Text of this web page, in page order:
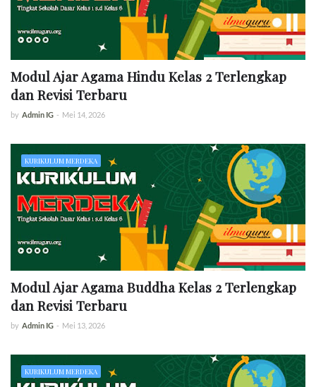
Modul Ajar Agama Hindu Kelas 2 Terlengkap
dan Revisi Terbaru
by Admin IG - Mei 14, 2026
KURIKULUM MERDEKA
Modul Ajar Agama Buddha Kelas 2 Terlengkap
dan Revisi Terbaru
by Admin IG - Mei 13, 2026
KURIKULUM MERDEKA